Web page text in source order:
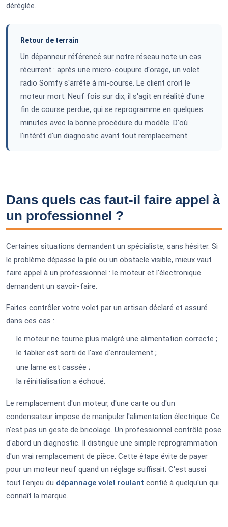
déréglée.
Retour de terrain
Un dépanneur référencé sur notre réseau note un cas
récurrent : après une micro-coupure d'orage, un volet
radio Somfy s'arrête à mi-course. Le client croit le
moteur mort. Neuf fois sur dix, il s'agit en réalité d'une
fin de course perdue, qui se reprogramme en quelques
minutes avec la bonne procédure du modèle. D'où
l'intérêt d'un diagnostic avant tout remplacement.
Dans quels cas faut-il faire appel à
un professionnel ?
Certaines situations demandent un spécialiste, sans hésiter. Si
le problème dépasse la pile ou un obstacle visible, mieux vaut
faire appel à un professionnel : le moteur et l'électronique
demandent un savoir-faire.
Faites contrôler votre volet par un artisan déclaré et assuré
dans ces cas :
le moteur ne tourne plus malgré une alimentation correcte ;
le tablier est sorti de l'axe d'enroulement ;
une lame est cassée ;
la réinitialisation a échoué.
Le remplacement d'un moteur, d'une carte ou d'un
condensateur impose de manipuler l'alimentation électrique. Ce
n'est pas un geste de bricolage. Un professionnel contrôlé pose
d'abord un diagnostic. Il distingue une simple reprogrammation
d'un vrai remplacement de pièce. Cette étape évite de payer
pour un moteur neuf quand un réglage suffisait. C'est aussi
tout l'enjeu du dépannage volet roulant confié à quelqu'un qui
connaît la marque.